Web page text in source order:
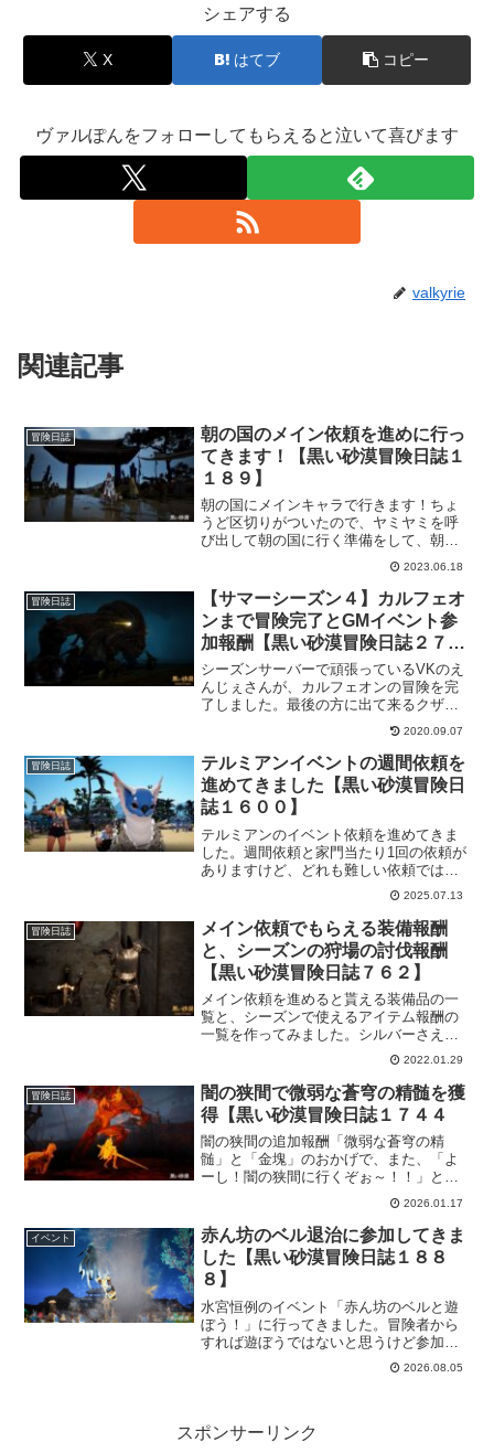
シェアする
X はてブ コピー
ヴァルぽんをフォローしてもらえると泣いて喜びます
valkyrie
関連記事
冒険日誌
朝の国のメイン依頼を進めに行っ
てきます！【黒い砂漠冒険日誌１
１８９】
朝の国にメインキャラで行きます！ちょ
うど区切りがついたので、ヤミヤミを呼
び出して朝の国に行く準備をして、朝の
国に颯爽と降り立ちました。雨だったけ
どｗ朝の国のマップ自体はウサで広げて
きたので、後はメイン依頼などの攻略を
進めて行こうと思います！
2023.06.18
冒険日誌
【サマーシーズン４】カルフェオ
ンまで冒険完了とGMイベント参
加報酬【黒い砂漠冒険日誌２７
５】
シーズンサーバーで頑張っているVKのえ
んじぇさんが、カルフェオンの冒険を完
了しました。最後の方に出て来るクザカ
はいつ見ても迫力があっていいですね。
それと、GMイベントが開催されていたら
しく、参加してませんけど報酬も貰えた
ので(ありがとう)トゥバラ装備の強化も少
し進みました。
2020.09.07
冒険日誌
テルミアンイベントの週間依頼を
進めてきました【黒い砂漠冒険日
誌１６００】
テルミアンのイベント依頼を進めてきま
した。週間依頼と家門当たり1回の依頼が
ありますけど、どれも難しい依頼ではな
いので、気楽に進めて「蒼き貝殻の印
章」を集めていきましょう！私は「ココ
衣装」は獲得しておきたいので、その分
だけは確実に回収します！
2025.07.13
冒険日誌
メイン依頼でもらえる装備報酬
と、シーズンの狩場の討伐報酬
【黒い砂漠冒険日誌７６２】
メイン依頼を進めると貰える装備品の一
覧と、シーズンで使えるアイテム報酬の
一覧を作ってみました。シルバーさえあ
れば何とでもなりますが、黒い砂漠初心
者さんだったりの場合は、とりあえずの
装備という位置で見てもらえればと思い
ます。狩場は限定されてしまいますが、
シルバーが貯まるまでの繋ぎにどうそ。
2022.01.29
冒険日誌
闇の狭間で微弱な蒼穹の精髄を獲
得【黒い砂漠冒険日誌１７４４
闇の狭間の追加報酬「微弱な蒼穹の精
髄」と「金塊」のおかげで、また、「よ
ーし！闇の狭間に行くぞぉ～！！」と思
えるようになりました。錬金石の成長に
欠かせない微弱な蒼穹の精髄なので、獲
得先が限定されている今、行くしかない
でしょう！
2026.01.17
イベント
赤ん坊のベル退治に参加してきま
した【黒い砂漠冒険日誌１８８
８】
水宮恒例のイベント「赤ん坊のベルと遊
ぼう！」に行ってきました。冒険者から
すれば遊ぼうではないと思うけど参加し
てきました。屋根に上って風船を当てる
というなんとも和やかなイベントです
2026.08.05
スポンサーリンク